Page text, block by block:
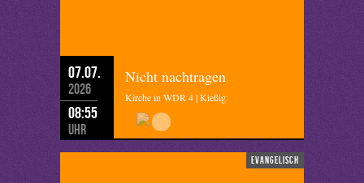
07.07.
2026
08:55
Uhr
Nicht nachtragen
Kirche in WDR 4 | Kießig
evangelisch